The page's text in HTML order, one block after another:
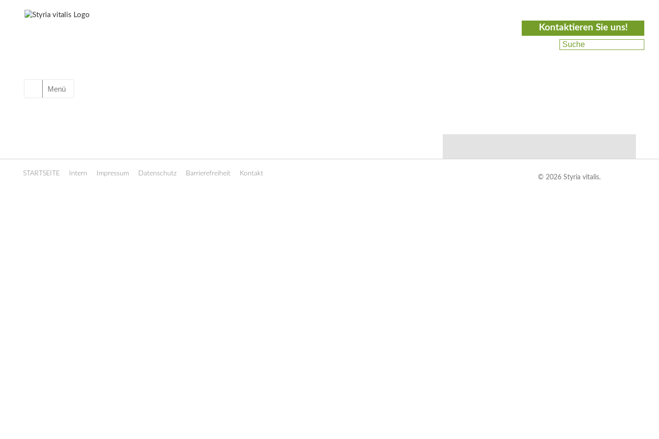
Kontaktieren Sie uns!
Menü
STARTSEITE Intern Impressum Datenschutz Barrierefreiheit Kontakt
© 2026 Styria vitalis.